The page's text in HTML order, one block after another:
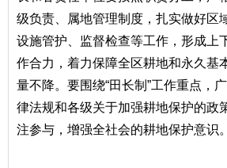
级负责、属地管理制度，扎实做好区
设施管护、监督检查等工作，形成上
作合力，着力保障全区耕地和永久基
量不降。要围绕“田长制”工作重点，
律法规和各级关于加强耕地保护的政
注参与，增强全社会的耕地保护意识